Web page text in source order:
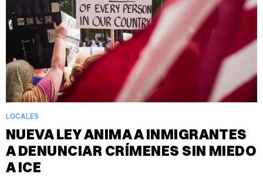
LOCALES
NUEVA LEY ANIMA A INMIGRANTES
A DENUNCIAR CRÍMENES SIN MIEDO
A ICE